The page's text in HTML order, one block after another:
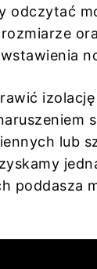
odczytać
lub
poddasza